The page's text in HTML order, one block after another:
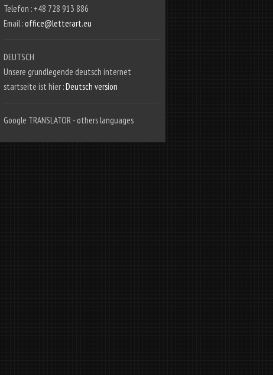
Telefon : +48 728 913 886
Email :office@letterart.eu
DEUTSCH
Unsere grundlegende deutsch internet
startseite ist hier :Deutsch version
Google TRANSLATOR - others languages